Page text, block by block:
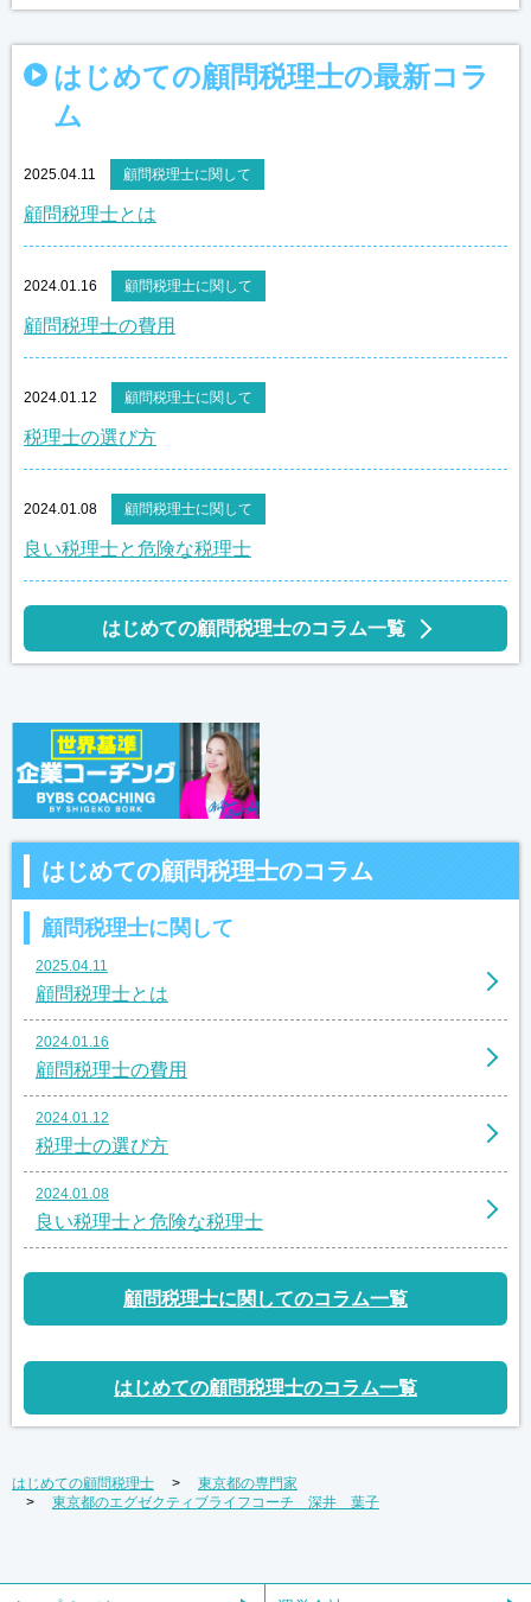
はじめての顧問税理士の最新コラ
ム
2025.04.11 顧問税理士に関して
顧問税理士とは
2024.01.16 顧問税理士に関して
顧問税理士の費用
2024.01.12 顧問税理士に関して
税理士の選び方
2024.01.08 顧問税理士に関して
良い税理士と危険な税理士
はじめての顧問税理士のコラム一覧
はじめての顧問税理士のコラム
顧問税理士に関して
2025.04.11
顧問税理士とは
2024.01.16
顧問税理士の費用
2024.01.12
税理士の選び方
2024.01.08
良い税理士と危険な税理士
顧問税理士に関してのコラム一覧
はじめての顧問税理士のコラム一覧
はじめての顧問税理士
東京都の専門家
東京都のエグゼクティブライフコーチ 深井 葉子